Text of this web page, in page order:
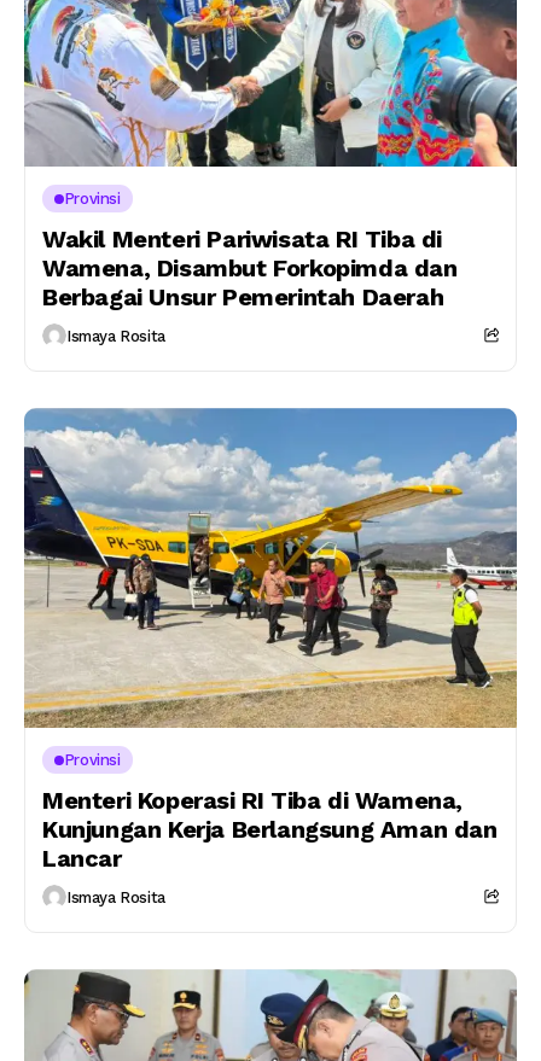
Provinsi
Wakil Menteri Pariwisata RI Tiba di
Wamena, Disambut Forkopimda dan
Berbagai Unsur Pemerintah Daerah
Ismaya Rosita
Provinsi
Menteri Koperasi RI Tiba di Wamena,
Kunjungan Kerja Berlangsung Aman dan
Lancar
Ismaya Rosita